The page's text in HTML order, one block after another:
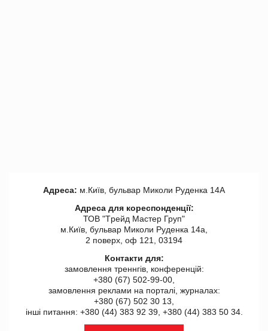
Адреса: м.Київ, бульвар Миколи Руденка 14А
Адреса для кореспонденції:
ТОВ "Tрейд Мастер Груп"
м.Київ, бульвар Миколи Руденка 14а,
2 поверх, оф 121, 03194
Контакти для:
замовлення треннгів, конференцій:
+380 (67) 502-99-00,
замовлення реклами на порталі, журналах:
+380 (67) 502 30 13,
інші питання: +380 (44) 383 92 39, +380 (44) 383 50 34.